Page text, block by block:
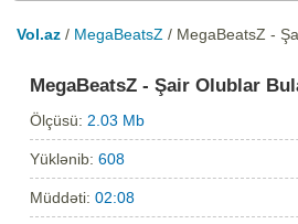
Vol.az / MegaBeatsZ / MegaBeatsZ -
MegaBeatsZ - Şair Olublar
Ölçüsü: 2.03 Mb
Yüklənib:608
Müddəti:02:08